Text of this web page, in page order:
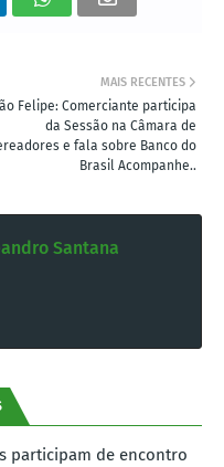
MAIS RECENTES
Felipe: Comerciante participa
da Sessão na Câmara de
e fala sobre Banco do
Brasil Acompanhe..
Santana
participam de encontro